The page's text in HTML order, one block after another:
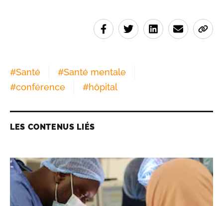
#Santé #Santé mentale
#conférence #hôpital
LES CONTENUS LIÉS